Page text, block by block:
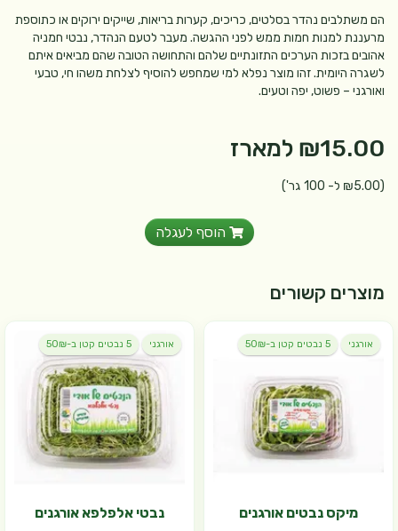
הם משתלבים נהדר בסלטים, כריכים, קערות בריאות, שייקים ירוקים או כתוספת
מרעננת למנות חמות ממש לפני ההגשה. מעבר לטעם הנהדר, נבטי חמניה
אהובים בזכות הערכים התזונתיים שלהם והתחושה הטובה שהם מביאים איתם
לשגרה היומית. זהו מוצר נפלא למי שמחפש להוסיף לצלחת משהו חי, טבעי
ואורגני – פשוט, יפה וטעים.
₪15.00 למארז
(₪5.00 ל- 100 גר')
הוסף לעגלה
מוצרים קשורים
אורגני 5 נבטים קטן ב-50₪
מיקס נבטים אורגנים
אורגני 5 נבטים קטן ב-50₪
נבטי אלפלפא אורגנים